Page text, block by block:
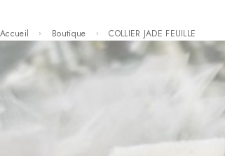
Accueil Boutique COLLIER JADE FEUILLE